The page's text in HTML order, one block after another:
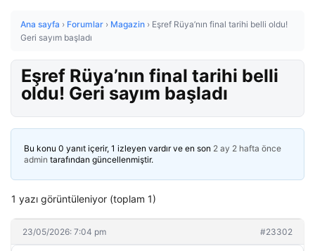
Ana sayfa › Forumlar › Magazin › Eşref Rüya’nın final tarihi belli oldu!
Geri sayım başladı
Eşref Rüya’nın final tarihi belli
oldu! Geri sayım başladı
Bu konu 0 yanıt içerir, 1 izleyen vardır ve en son 2 ay 2 hafta önce
admin tarafından güncellenmiştir.
1 yazı görüntüleniyor (toplam 1)
23/05/2026: 7:04 pm #23302